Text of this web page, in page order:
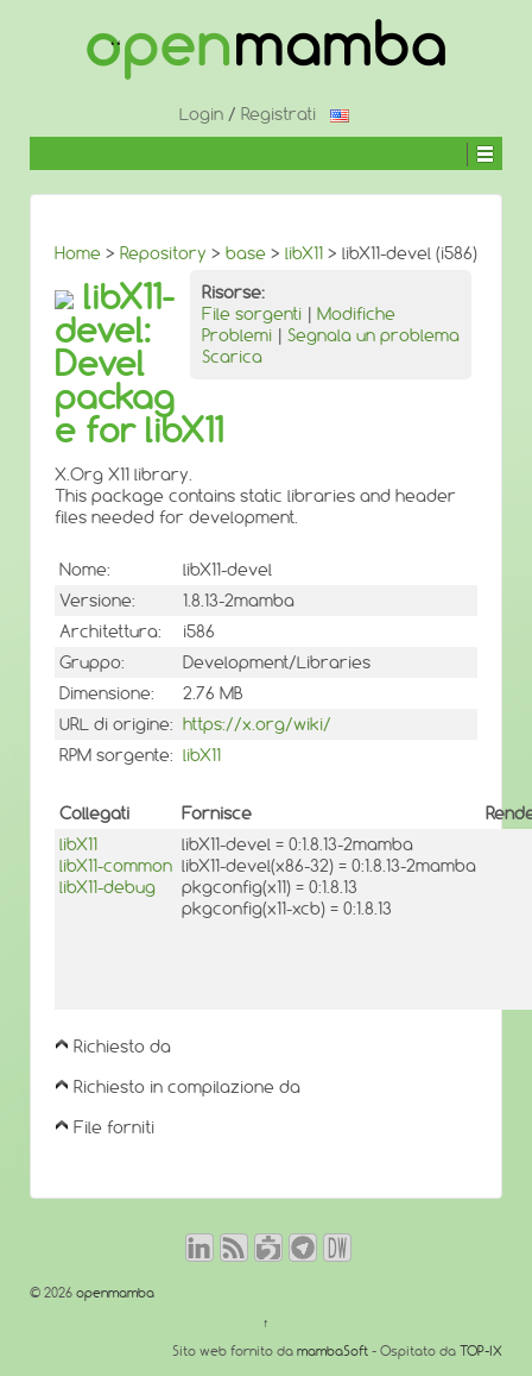
CONTENUTO
Login / Registrati
Home > Repository > base > libX11 > libX11-devel (i586)
Risorse:
File sorgenti | Modifiche
Problemi | Segnala un problema
Scarica
libX11-
devel:
Devel
packag
e for libX11
X.Org X11 library.
This package contains static libraries and header
files needed for development.
Nome:
libX11-devel
Versione:
1.8.13-2mamba
Architettura:
i586
Gruppo:
Development/Libraries
Dimensione:
2.76 MB
URL di origine: https://x.org/wiki/
RPM sorgente: libX11
Collegati Fornisce
libX11
libX11-common
libX11-debug
libX11-devel = 0:1.8.13-2mamba
libX11-devel(x86-32) = 0:1.8.13-2mamba
pkgconfig(x11) = 0:1.8.13
pkgconfig(x11-xcb) = 0:1.8.13
Richiesto da
Richiesto in compilazione da
File forniti
© 2026 openmamba
↑
Sito web fornito da mambaSoft - Ospitato da TOP-IX